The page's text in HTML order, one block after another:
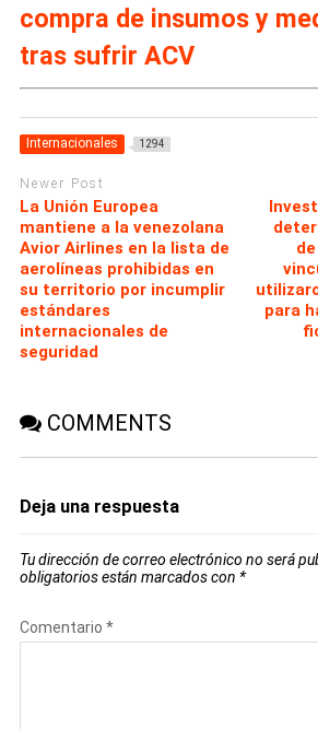
compra de insumos y
tras sufrir ACV
Internacionales 1294
Newer Post
La Unión Europea
mantiene a la venezolana
Avior Airlines en la lista de
aerolíneas prohibidas en
su territorio por incumplir
estándares
internacionales de
seguridad
para
COMMENTS
Deja una respuesta
Tu dirección de correo electrónico no será
obligatorios están marcados con *
Comentario *